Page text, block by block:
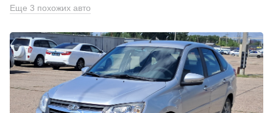
Еще 3 похожих авто